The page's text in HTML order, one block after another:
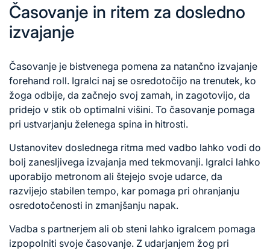
Časovanje in ritem za dosledno
izvajanje
Časovanje je bistvenega pomena za natančno izvajanje
forehand roll. Igralci naj se osredotočijo na trenutek, ko
žoga odbije, da začnejo svoj zamah, in zagotovijo, da
pridejo v stik ob optimalni višini. To časovanje pomaga
pri ustvarjanju želenega spina in hitrosti.
Ustanovitev doslednega ritma med vadbo lahko vodi do
bolj zanesljivega izvajanja med tekmovanji. Igralci lahko
uporabijo metronom ali štejejo svoje udarce, da
razvijejo stabilen tempo, kar pomaga pri ohranjanju
osredotočenosti in zmanjšanju napak.
Vadba s partnerjem ali ob steni lahko igralcem pomaga
izpopolniti svoje časovanje. Z udarjanjem žog pri